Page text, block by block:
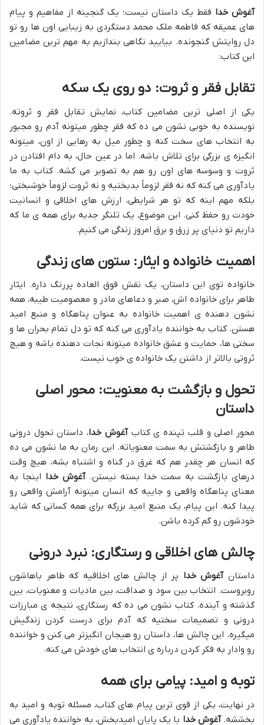
آغوش خدا فقط یک داستان نیست؛ یک گنجینه از مفاهیم و پیام
های عمیقه که فاطمه ملک محمد دستگردی به زیبایی اون ها رو تو
دل روایتش گنجونده. بیایید نگاهی بندازیم به مهم ترین مضامین
این کتاب:
تقابل فقر و ثروت: دو روی یک سکه
یکی از اصلی ترین مضامین کتاب، نمایش تقابل فقر و ثروته.
نویسنده به خوبی نشون می ده که فقر چطور میتونه آدم رو مجبور
به انتخاب های سخت کنه و چطور میل به رهایی از اون، میتونه
انگیزه ی بزرگی برای تلاش باشه. اما در عین حال، به دام افتادن در
ثروت و وسوسه های اون رو هم به تصویر می کشه. کتاب به ما
یادآوری می کنه که نه فقر لزوماً بدبختیه و نه ثروت لزوماً خوشبختی؛
بلکه مهم اینه که تو هر شرایطی، ارزش های اخلاقی و انسانیت
خودت رو حفظ کنی. این موضوع، یک تلنگر جدیه برای همه ی ما که
داریم تو دنیای پر زرق و برق امروز زندگی می کنیم.
اهمیت خانواده و ایثار: ستون های زندگی
خانواده توی این داستان، یک نقش فوق العاده پررنگ داره. ایثار
طاهر برای خانواده اش، صبر و دعاهای مادر و معصومیت طیبه، همه
نشون دهنده ی اهمیت خانواده به عنوان پناهگاه و منبع امید
هستن. کتاب به خواننده یادآوری می کنه که تو دل تمام بحران ها و
سختی ها، حمایت و عشق خانواده میتونه نجات دهنده باشه و هیچ
ثروتی بالاتر از داشتن یک خانواده ی خوب نیست.
تحول و بازگشت به معنویت: محور اصلی
داستان
محور اصلی و قلب تپنده ی کتابآغوش خدا، داستان تحول درونی
طاهر و بازگشتش به سمت معنویاته. این رمان به ما نشون می ده
که انسان هر چقدر هم که غرق در گناه و اشتباه بشه، هیچ وقت
درهای بازگشت به سمت خدا بسته نیستن.آغوش خدا اینجا به
معنای پناهگاه واقعی و جاییه که انسان میتونه آرامش واقعی رو
پیدا کنه. این پیام، یک منبع امید بزرگه برای همه کسانی که شاید
خودشون رو گم کرده باشن.
چالش های اخلاقی و رستگاری: نبرد درونی
داستانآغوش خدا پر از چالش های اخلاقیه که طاهر باهاشون
روبروست. انتخاب بین سود و صداقت، بین مادیات و معنویات، بین
گذشته و آینده. کتاب نشون می ده که رستگاری، نتیجه ی مبارزات
درونی و تصمیمات سختیه که آدم برای درست کردن زندگیش
میگیره. این چالش ها، داستان رو هیجان انگیزتر می کنن و خواننده
رو وادار به فکر کردن درباره ی انتخاب های خودش می کنه.
توبه و امید: پیامی برای همه
در نهایت، یکی از قوی ترین پیام های کتاب، مسئله توبه و امید به
بخششه.آغوش خدا با یک پایان امیدبخش، به خواننده یادآوری می